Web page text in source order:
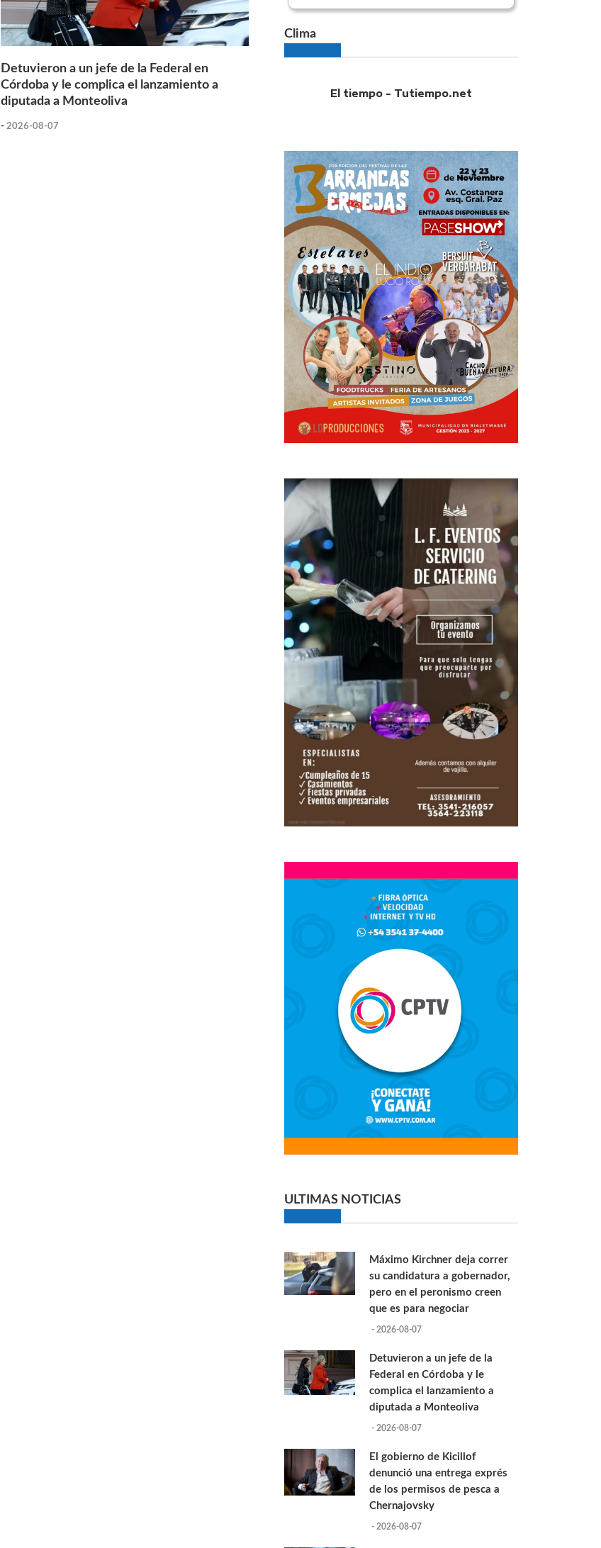
Detuvieron a un jefe de la Federal en
Córdoba y le complica el lanzamiento a
diputada a Monteoliva
- 2026-08-07
Clima
El tiempo - Tutiempo.net
ULTIMAS NOTICIAS
Máximo Kirchner deja correr
su candidatura a gobernador,
pero en el peronismo creen
que es para negociar
- 2026-08-07
Detuvieron a un jefe de la
Federal en Córdoba y le
complica el lanzamiento a
diputada a Monteoliva
- 2026-08-07
El gobierno de Kicillof
denunció una entrega exprés
de los permisos de pesca a
Chernajovsky
- 2026-08-07